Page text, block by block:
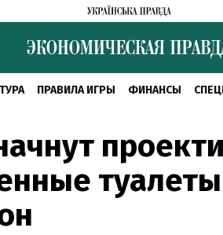
ПРАВИЛА ИГРЫ ФИНАНСЫ